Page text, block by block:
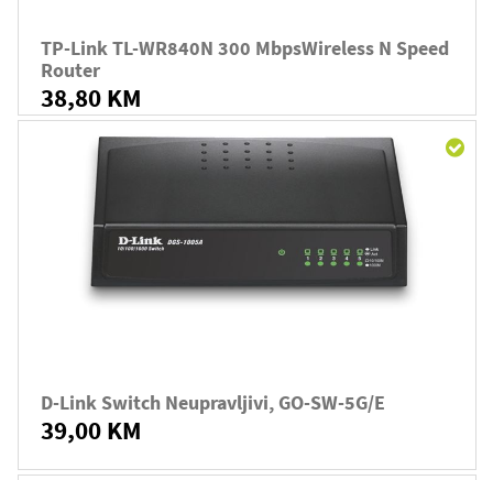
TP-Link TL-WR840N 300 MbpsWireless N Speed
Router
38,80 KM
D-Link Switch Neupravljivi, GO-SW-5G/E
39,00 KM